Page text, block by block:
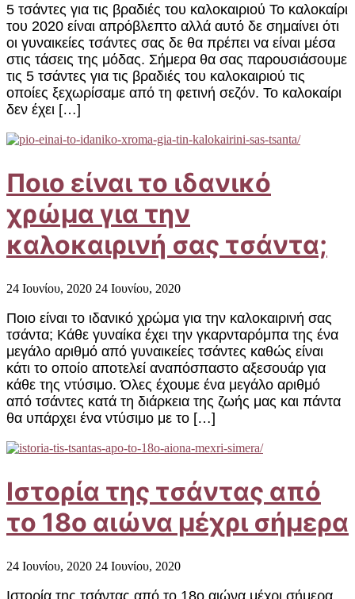
5 τσάντες για τις βραδιές του καλοκαιριού Το καλοκαίρι
του 2020 είναι απρόβλεπτο αλλά αυτό δε σημαίνει ότι
οι γυναικείες τσάντες σας δε θα πρέπει να είναι μέσα
στις τάσεις της μόδας. Σήμερα θα σας παρουσιάσουμε
τις 5 τσάντες για τις βραδιές του καλοκαιριού τις
οποίες ξεχωρίσαμε από τη φετινή σεζόν. Το καλοκαίρι
δεν έχει […]
Ποιο είναι το ιδανικό
χρώμα για την
καλοκαιρινή σας τσάντα;
24 Ιουνίου, 2020 24 Ιουνίου, 2020
Ποιο είναι το ιδανικό χρώμα για την καλοκαιρινή σας
τσάντα; Κάθε γυναίκα έχει την γκαρνταρόμπα της ένα
μεγάλο αριθμό από γυναικείες τσάντες καθώς είναι
κάτι το οποίο αποτελεί αναπόσπαστο αξεσουάρ για
κάθε της ντύσιμο. Όλες έχουμε ένα μεγάλο αριθμό
από τσάντες κατά τη διάρκεια της ζωής μας και πάντα
θα υπάρχει ένα ντύσιμο με το […]
Ιστορία της τσάντας από
το 18ο αιώνα μέχρι σήμερα
24 Ιουνίου, 2020 24 Ιουνίου, 2020
Ιστορία της τσάντας από το 18ο αιώνα μέχρι σήμερα